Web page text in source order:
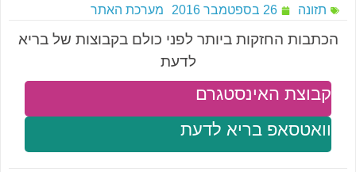
תזונה 26 בספטמבר 2016 מערכת האתר
הכתבות החזקות ביותר לפני כולם בקבוצות של בריא
לדעת
וואטסאפ בריא לדעת
קבוצת האינסטגרם